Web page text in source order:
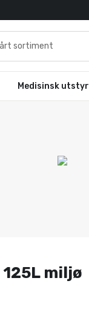
Medisinsk utstyr
miljø